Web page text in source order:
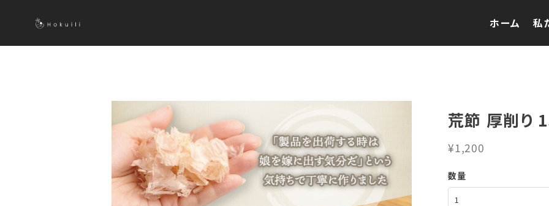
ホーム 私
荒節 厚削り
¥1,200
数量